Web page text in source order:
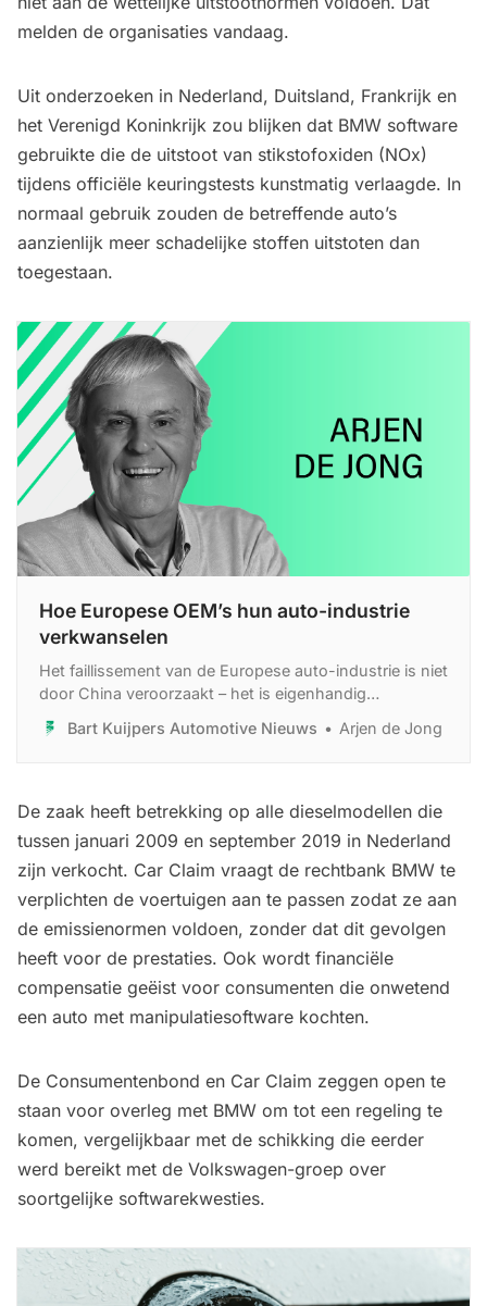
melden de organisaties vandaag.
Uit onderzoeken in Nederland, Duitsland, Frankrijk en
het Verenigd Koninkrijk zou blijken dat BMW software
gebruikte die de uitstoot van stikstofoxiden (NOx)
tijdens officiële keuringstests kunstmatig verlaagde. In
normaal gebruik zouden de betreffende auto’s
aanzienlijk meer schadelijke stoffen uitstoten dan
toegestaan.
Hoe Europese OEM’s hun auto-industrie
verkwanselen
Het faillissement van de Europese auto-industrie is niet
door China veroorzaakt – het is eigenhandig
geprogrammeerd, ergens diep in de software van onze
zelfgenoegzaamheid.
Bart Kuijpers Automotive Nieuws Arjen de Jong
De zaak heeft betrekking op alle dieselmodellen die
tussen januari 2009 en september 2019 in Nederland
zijn verkocht. Car Claim vraagt de rechtbank BMW te
verplichten de voertuigen aan te passen zodat ze aan
de emissienormen voldoen, zonder dat dit gevolgen
heeft voor de prestaties. Ook wordt financiële
compensatie geëist voor consumenten die onwetend
een auto met manipulatiesoftware kochten.
De Consumentenbond en Car Claim zeggen open te
staan voor overleg met BMW om tot een regeling te
komen, vergelijkbaar met de schikking die eerder
werd bereikt met de Volkswagen-groep over
soortgelijke softwarekwesties.